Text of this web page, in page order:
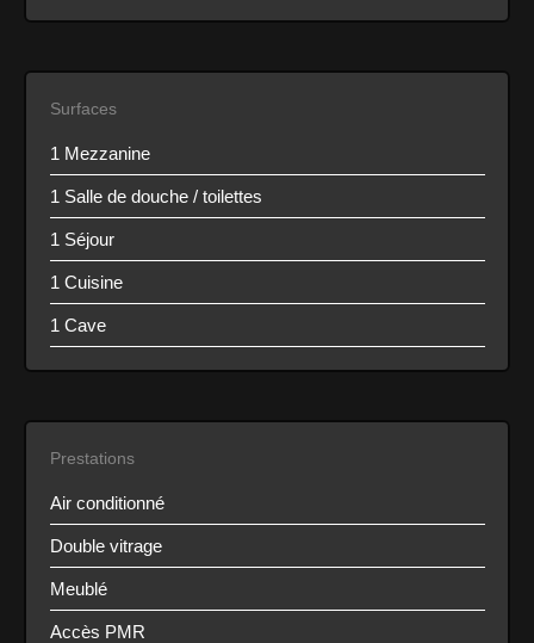
Surfaces
1 Mezzanine
1 Salle de douche / toilettes
1 Séjour
1 Cuisine
1 Cave
Prestations
Air conditionné
Double vitrage
Meublé
Accès PMR